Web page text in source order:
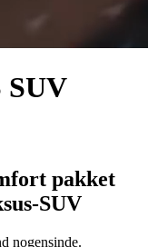
SUV
pakket
SUV
nogensinde.